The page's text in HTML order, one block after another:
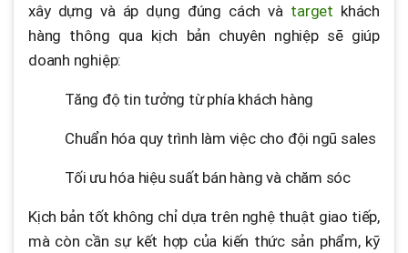
xây dựng và áp dụng đúng cách và target khách
hàng thông qua kịch bản chuyên nghiệp sẽ giúp
doanh nghiệp:
Tăng độ tin tưởng từ phía khách hàng
Chuẩn hóa quy trình làm việc cho đội ngũ sales
Tối ưu hóa hiệu suất bán hàng và chăm sóc
Kịch bản tốt không chỉ dựa trên nghệ thuật giao tiếp,
mà còn cần sự kết hợp của kiến thức sản phẩm, kỹ